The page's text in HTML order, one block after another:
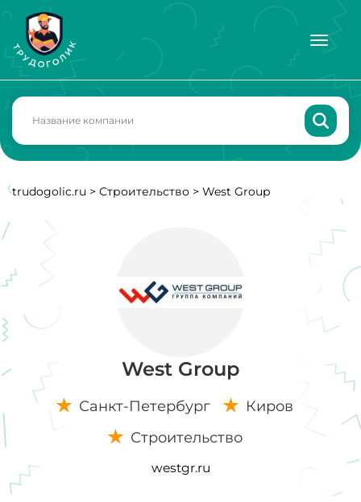
trudogolic.ru > Строительство > West Group
West Group
Санкт-Петербург
Киров
Строительство
westgr.ru